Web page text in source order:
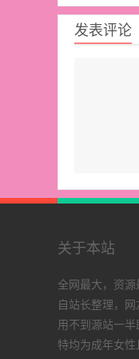
发表评论
关于本站
全网最大，资
自站长整理，
用不到源站一
特均为成年女性